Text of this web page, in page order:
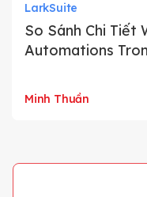
LarkSuite
So Sánh Chi Tiết
Automations
Minh Thuần